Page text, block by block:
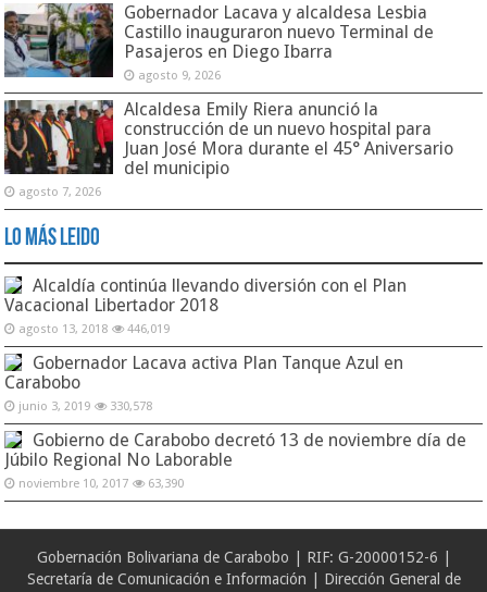
Gobernador Lacava y alcaldesa Lesbia
Castillo inauguraron nuevo Terminal de
Pasajeros en Diego Ibarra
agosto 9, 2026
Alcaldesa Emily Riera anunció la
construcción de un nuevo hospital para
Juan José Mora durante el 45° Aniversario
del municipio
agosto 7, 2026
Lo Más Leido
Alcaldía continúa llevando diversión con el Plan
Vacacional Libertador 2018
agosto 13, 2018 446,019
Gobernador Lacava activa Plan Tanque Azul en
Carabobo
junio 3, 2019 330,578
Gobierno de Carabobo decretó 13 de noviembre día de
Júbilo Regional No Laborable
noviembre 10, 2017 63,390
Gobernación Bolivariana de Carabobo | RIF: G-20000152-6 |
Secretaría de Comunicación e Información | Dirección General de